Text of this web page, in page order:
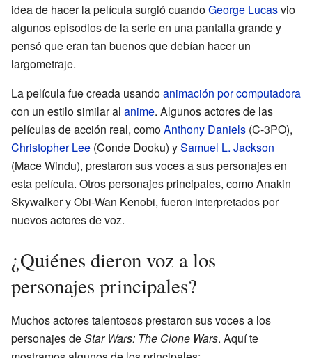
idea de hacer la película surgió cuandoGeorge Lucasvio
algunos episodios de la serie en una pantalla grande y
pensó que eran tan buenos que debían hacer un
largometraje.
La película fue creada usandoanimación por computadora
con un estilo similar al anime. Algunos actores de las
películas de acción real, comoAnthony Daniels (C-3PO),
Christopher Lee (Conde Dooku) ySamuel L. Jackson
(Mace Windu), prestaron sus voces a sus personajes en
esta película. Otros personajes principales, como Anakin
Skywalker y Obi-Wan Kenobi, fueron interpretados por
nuevos actores de voz.
¿Quiénes dieron voz a los
personajes principales?
Muchos actores talentosos prestaron sus voces a los
personajes deStar Wars: The Clone Wars. Aquí te